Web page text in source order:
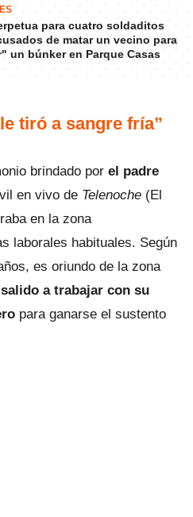
para cuatro soldaditos
de matar un vecino para
un búnker en Parque Casas
tiró a sangre fría”
brindado por el padre
en vivo de Telenoche (El
en la zona
laborales habituales. Según
es oriundo de la zona
a trabajar con su
para ganarse el sustento